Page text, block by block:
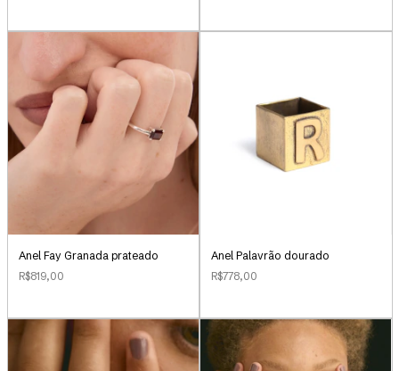
Anel Fay Granada prateado
R$819,00
Anel Palavrão dourado
R$778,00